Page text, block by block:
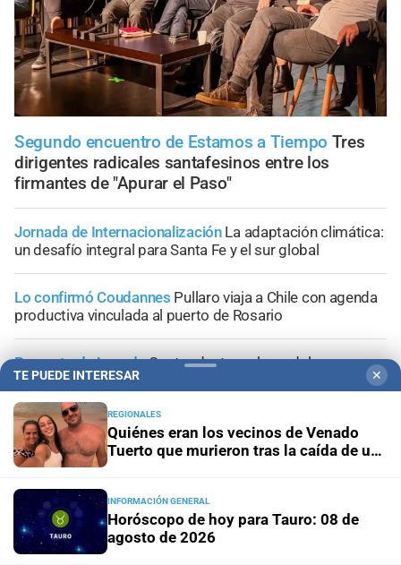
Segundo encuentro de Estamos a Tiempo Tres
dirigentes radicales santafesinos entre los
firmantes de "Apurar el Paso"
Jornada de Internacionalización La adaptación climática:
un desafío integral para Santa Fe y el sur global
Lo confirmó Coudannes Pullaro viaja a Chile con agenda
productiva vinculada al puerto de Rosario
Proyecto de LosadaContundente rechazo del
radicalismo nacional al dictamen sobre falsas denuncias
Congreso de la Nación Ley de Propiedad Privada: cómo
votaron Losada, Galaretto y Lewandowski en el Senado
+Área Metropolitana
TE PUEDE INTERESAR ✕
REGIONALES
Quiénes eran los vecinos de Venado
Tuerto que murieron tras la caída de un
INFORMACIÓN GENERAL
Horóscopo de hoy para Tauro: 08 de
agosto de 2026